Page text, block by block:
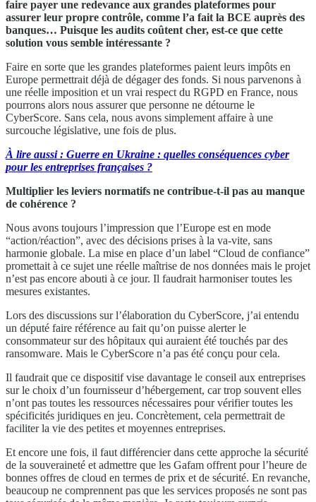
faire payer une redevance aux grandes plateformes pour
assurer leur propre contrôle, comme l’a fait la BCE auprès des
banques… Puisque les audits coûtent cher, est-ce que cette
solution vous semble intéressante ?
Faire en sorte que les grandes plateformes paient leurs impôts en
Europe permettrait déjà de dégager des fonds. Si nous parvenons à
une réelle imposition et un vrai respect du RGPD en France, nous
pourrons alors nous assurer que personne ne détourne le
CyberScore. Sans cela, nous avons simplement affaire à une
surcouche législative, une fois de plus.
À lire aussi : Guerre en Ukraine : quelles conséquences cyber
pour les entreprises françaises ?
Multiplier les leviers normatifs ne contribue-t-il pas au manque
de cohérence ?
Nous avons toujours l’impression que l’Europe est en mode
“action/réaction”, avec des décisions prises à la va-vite, sans
harmonie globale. La mise en place d’un label “Cloud de confiance”
promettait à ce sujet une réelle maîtrise de nos données mais le projet
n’est pas encore abouti à ce jour. Il faudrait harmoniser toutes les
mesures existantes.
Lors des discussions sur l’élaboration du CyberScore, j’ai entendu
un député faire référence au fait qu’on puisse alerter le
consommateur sur des hôpitaux qui auraient été touchés par des
ransomware. Mais le CyberScore n’a pas été conçu pour cela.
Il faudrait que ce dispositif vise davantage le conseil aux entreprises
sur le choix d’un fournisseur d’hébergement, car trop souvent elles
n’ont pas toutes les ressources nécessaires pour vérifier toutes les
spécificités juridiques en jeu. Concrètement, cela permettrait de
faciliter la vie des petites et moyennes entreprises.
Et encore une fois, il faut différencier dans cette approche la sécurité
de la souveraineté et admettre que les Gafam offrent pour l’heure de
bonnes offres de cloud en termes de prix et de sécurité. En revanche,
beaucoup ne comprennent pas que les services proposés ne sont pas